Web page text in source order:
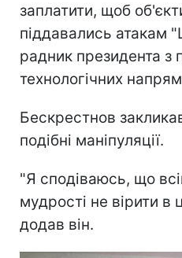
заплатити, щоб
піддавались атакам
радник президента з
технологічних
Бескрестнов
подібні маніпуляції.
"Я сподіваюсь, що
мудрості не вірити в
додав він.